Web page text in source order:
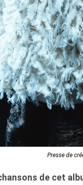
Presse de
de cet